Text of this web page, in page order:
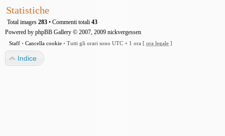
Statistiche
Total images 283 • Commenti totali 43
Powered by phpBB Gallery © 2007, 2009 nickvergessen
Staff • Cancella cookie • Tutti gli orari sono UTC + 1 ora [ ora legale ]
Indice